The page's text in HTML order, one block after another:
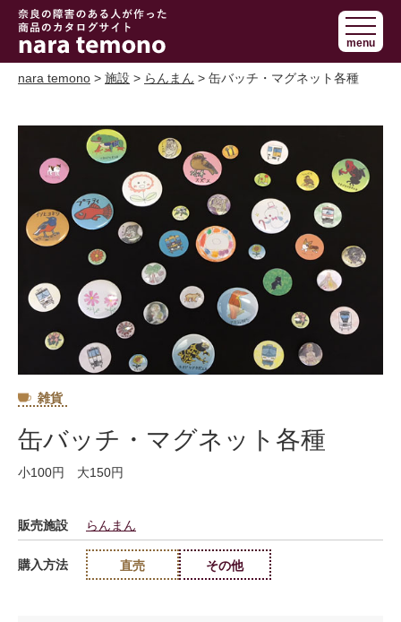
奈良で障害の
ある人の手作
り商品 nara
menu
nara temono > 施設 > らんまん > 缶バッチ・マグネット各種
雑貨
缶バッチ・マグネット各種
小100円 大150円
販売施設 らんまん
購入方法 直売 その他